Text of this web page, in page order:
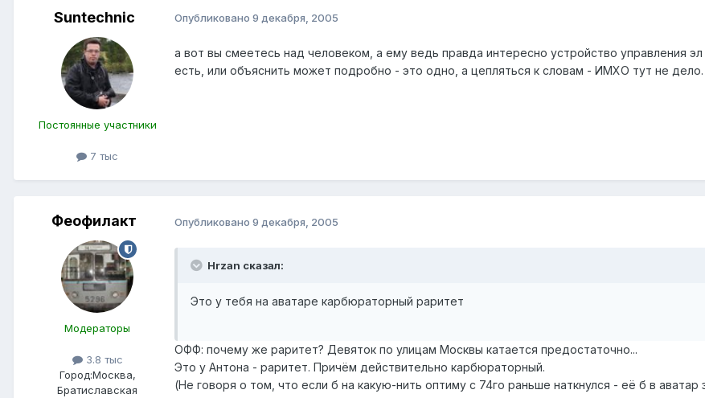
Suntechnic
Постоянные участники
7 тыс
Опубликовано 9 декабря, 2005
а вот вы смеетесь над человеком, а ему ведь правда интересно устройство управления
есть, или объяснить может подробно - это одно, а цепляться к словам - ИМХО тут не дело.
Феофилакт
Модераторы
3.8 тыс
Город:Москва,
Братиславская
Опубликовано 9 декабря, 2005
Hrzan сказал:
Это у тебя на аватаре карбюраторный раритет
ОФФ: почему же раритет? Девяток по улицам Москвы катается предостаточно...
Это у Антона - раритет. Причём действительно карбюраторный.
(Не говоря о том, что если б на какую-нить оптиму с 74го раньше наткнулся - её б в